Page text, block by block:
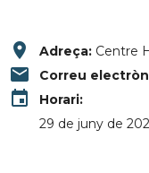
place Adreça: Centre
email Correu
event
Horari:
29 de juny de